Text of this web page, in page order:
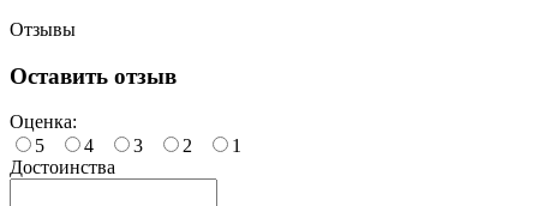
Отзывы
Оставить отзыв
Оценка:
5
4 3 2
1
Достоинства